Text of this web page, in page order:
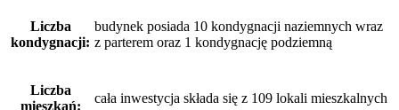
Liczba
kondygnacji:
budynek posiada 10 kondygnacji naziemnych wraz
z parterem oraz 1 kondygnację podziemną
Liczba
mieszkań:
cała inwestycja składa się z 109 lokali mieszkalnych